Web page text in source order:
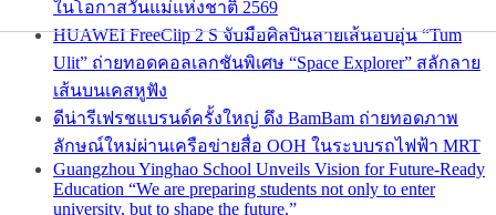
ในโอกาสวันแม่แห่งชาติ 2569
HUAWEI FreeClip 2 S จับมือศิลปินลายเส้นอบอุ่น “Tum
Ulit” ถ่ายทอดคอลเลกชันพิเศษ “Space Explorer” สลักลาย
เส้นบนเคสหูฟัง
ดีน่ารีเฟรชแบรนด์ครั้งใหญ่ ดึง BamBam ถ่ายทอดภาพ
ลักษณ์ใหม่ผ่านเครือข่ายสื่อ OOH ในระบบรถไฟฟ้า MRT
Guangzhou Yinghao School Unveils Vision for Future-Ready
Education “We are preparing students not only to enter
university, but to shape the future.”